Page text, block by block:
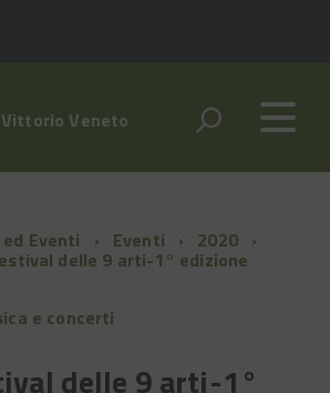
Veneto
Eventi Eventi 2020
delle 9 arti-1° edizione
e concerti
delle 9 arti-1°